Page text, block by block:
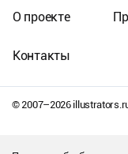
© 2007–2026
О проекте
Контакты